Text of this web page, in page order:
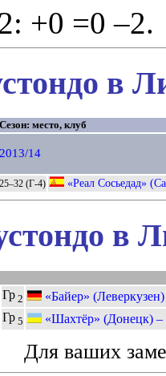
+0 =0 –2.
в
Сезон: место, клуб
2013/14
25–32 (Г-4) «Реал Сосьедад»
в
Гр 2
«Байер»
Гр 5 «Шахтёр» (Донецк) –
Для ваших